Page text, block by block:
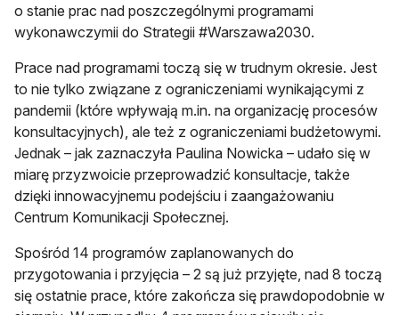
o stanie prac nad poszczególnymi programami
wykonawczymii do Strategii #Warszawa2030.
Prace nad programami toczą się w trudnym okresie. Jest
to nie tylko związane z ograniczeniami wynikającymi z
pandemii (które wpływają m.in. na organizację procesów
konsultacyjnych), ale też z ograniczeniami budżetowymi.
Jednak – jak zaznaczyła Paulina Nowicka – udało się w
miarę przyzwoicie przeprowadzić konsultacje, także
dzięki innowacyjnemu podejściu i zaangażowaniu
Centrum Komunikacji Społecznej.
Spośród 14 programów zaplanowanych do
przygotowania i przyjęcia – 2 są już przyjęte, nad 8 toczą
się ostatnie prace, które zakończa się prawdopodobnie w